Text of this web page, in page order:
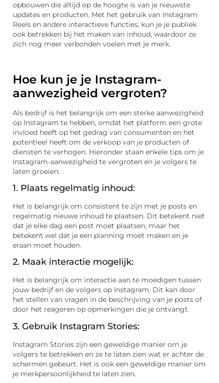
opbouwen die altijd op de hoogte is van je nieuwste
updates en producten. Met het gebruik van Instagram
Reels en andere interactieve functies, kun je je publiek
ook betrekken bij het maken van inhoud, waardoor ze
zich nog meer verbonden voelen met je merk.
Hoe kun je je Instagram-
aanwezigheid vergroten?
Als bedrijf is het belangrijk om een sterke aanwezigheid
op Instagram te hebben, omdat het platform een grote
invloed heeft op het gedrag van consumenten en het
potentieel heeft om de verkoop van je producten of
diensten te verhogen. Hieronder staan enkele tips om je
Instagram-aanwezigheid te vergroten en je volgers te
laten groeien:
1. Plaats regelmatig inhoud:
Het is belangrijk om consistent te zijn met je posts en
regelmatig nieuwe inhoud te plaatsen. Dit betekent niet
dat je elke dag een post moet plaatsen, maar het
betekent wel dat je een planning moet maken en je
eraan moet houden.
2. Maak interactie mogelijk:
Het is belangrijk om interactie aan te moedigen tussen
jouw bedrijf en de volgers op Instagram. Dit kan door
het stellen van vragen in de beschrijving van je posts of
door het reageren op opmerkingen die je ontvangt.
3. Gebruik Instagram Stories:
Instagram Stories zijn een geweldige manier om je
volgers te betrekken en ze te laten zien wat er achter de
schermen gebeurt. Het is ook een geweldige manier om
je merkpersoonlijkheid te laten zien.